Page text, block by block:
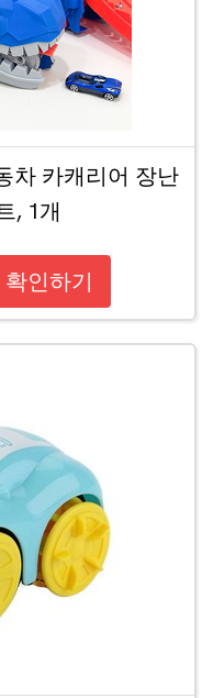
차 카캐리어 장난
, 1개
인하기